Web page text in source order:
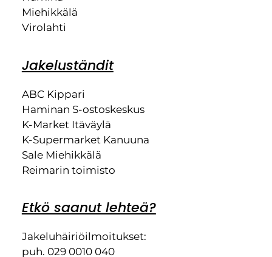
Miehikkälä
Virolahti
Jakeluständit
ABC Kippari
Haminan S-ostoskeskus
K-Market Itäväylä
K-Supermarket Kanuuna
Sale Miehikkälä
Reimarin toimisto
Etkö saanut lehteä?
Jakeluhäiriöilmoitukset:
puh. 029 0010 040